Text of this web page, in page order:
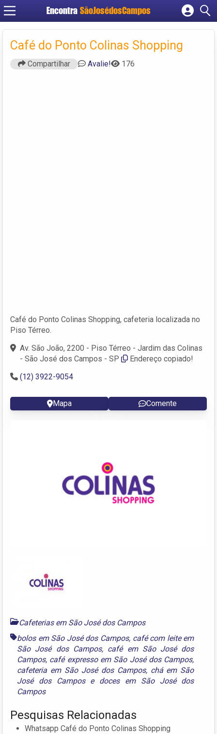
Encontra SãoJosédosCampos
Cadastrar empresa
Criar conta
Café do Ponto Colinas Shopping
Compartilhar Avalie! 176
Café do Ponto Colinas Shopping, cafeteria localizada no
Piso Térreo.
Av. São João, 2200 - Piso Térreo - Jardim das Colinas
- São José dos Campos - SP
Endereço copiado!
(12) 3922-9054
Mapa Comente
Cafeterias em São José dos Campos
bolos em São José dos Campos, café com leite em
São José dos Campos, café em São José dos
Campos, café expresso em São José dos Campos,
cafeteria em São José dos Campos, chá em São
José dos Campose doces em São José dos
Campos
Pesquisas Relacionadas
Whatsapp Café do Ponto Colinas Shopping